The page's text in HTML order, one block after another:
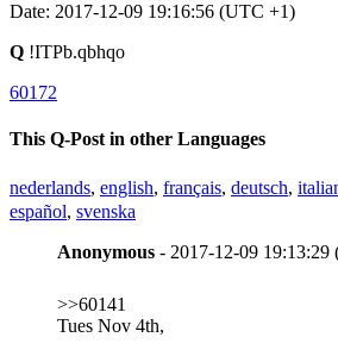
Date: 2017-12-09 19:16:56 (UTC +1)
Q !ITPb.qbhqo
60172
This Q-Post in other Languages
nederlands, english, français, deutsch,
español, svenska
Anonymous - 2017-12-09
>>60141
Tues Nov 4th,